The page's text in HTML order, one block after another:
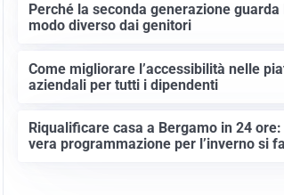
Perché la seconda generazione guarda
modo diverso dai genitori
Come migliorare l’accessibilità nelle
aziendali per tutti i dipendenti
Riqualificare casa a Bergamo in 24
vera programmazione per l’inverno si